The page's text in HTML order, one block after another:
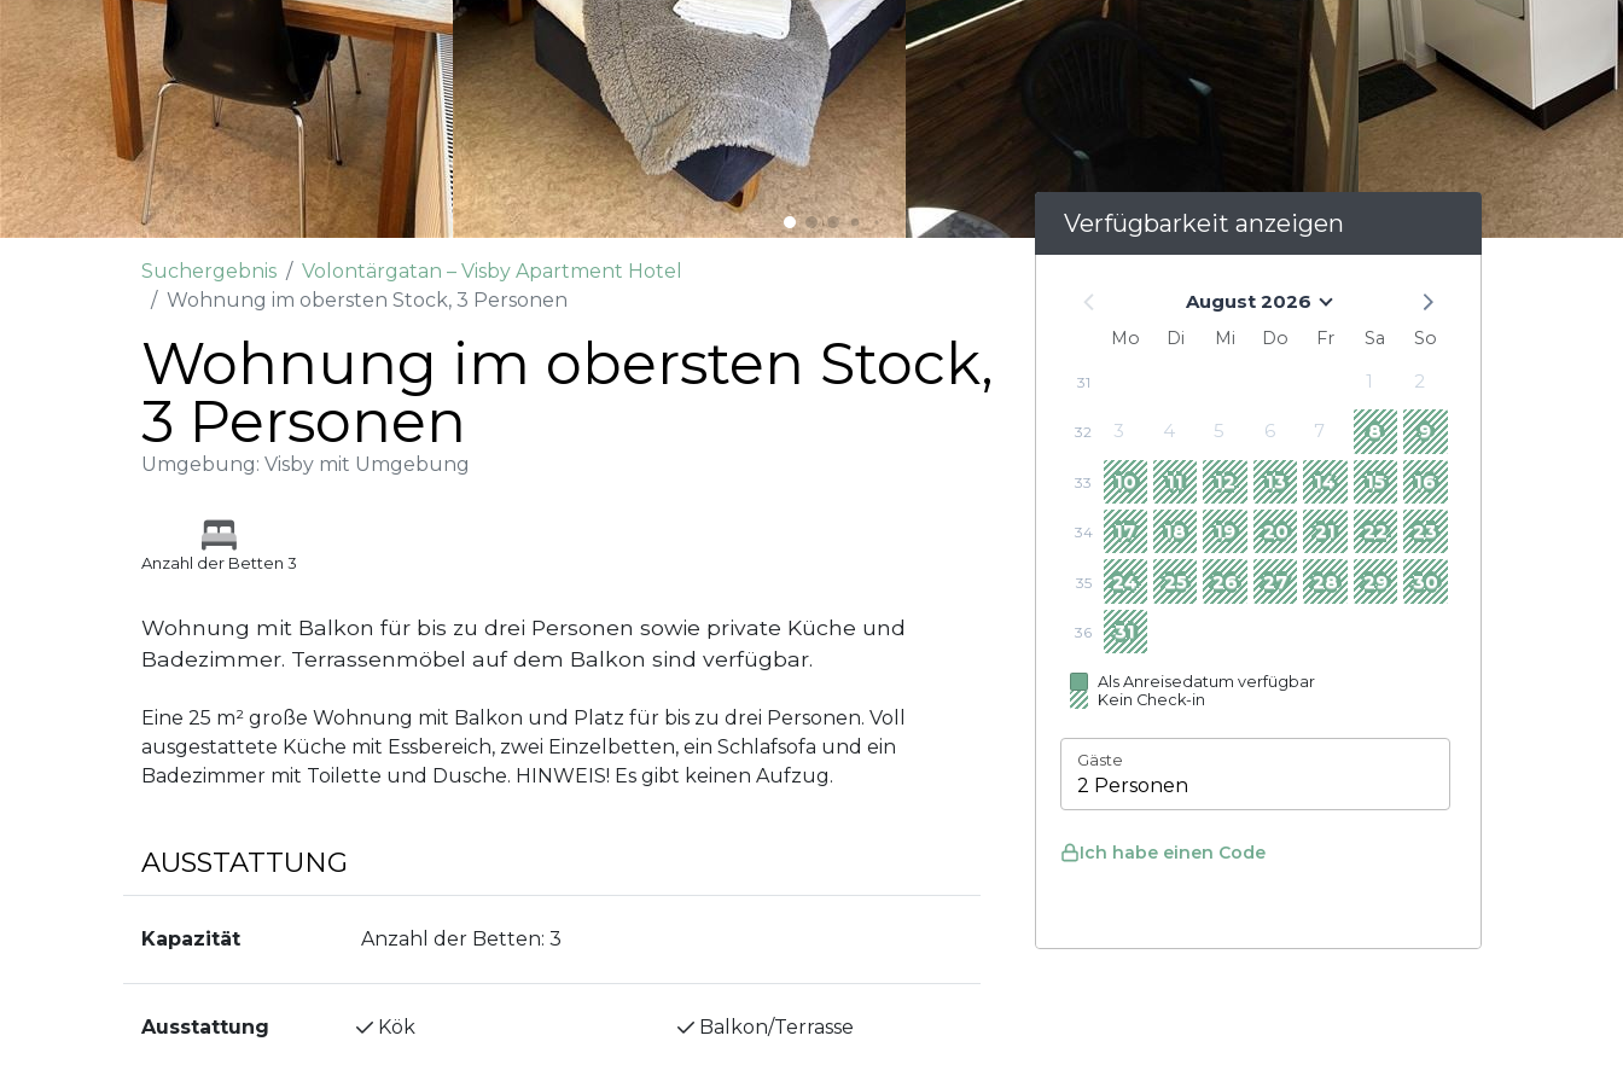
Suchergebnis
Volontärgatan – Visby Apartment Hotel
Wohnung im obersten Stock, 3 Personen
Wohnung im obersten Stock,
3 Personen
Umgebung: Visby mit Umgebung
Anzahl der Betten 3
Wohnung mit Balkon für bis zu drei Personen sowie private Küche und
Badezimmer. Terrassenmöbel auf dem Balkon sind verfügbar.
Eine 25 m² große Wohnung mit Balkon und Platz für bis zu drei Personen. Voll
ausgestattete Küche mit Essbereich, zwei Einzelbetten, ein Schlafsofa und ein
Badezimmer mit Toilette und Dusche. HINWEIS! Es gibt keinen Aufzug.
AUSSTATTUNG
Kapazität Anzahl der Betten: 3
Ausstattung Kök Balkon/Terrasse
Verfügbarkeit anzeigen
August 2026
Mo Di Mi Do Fr Sa So
31 1 2
32 3 4 5 6 7 8 9
33 10 11 12 13 14 15 16
34 17 18 19 20 21 22 23
35 24 25 26 27 28 29 30
36 31
Als Anreisedatum verfügbar
Kein Check-in
Gäste
2 Personen
Ich habe einen Code